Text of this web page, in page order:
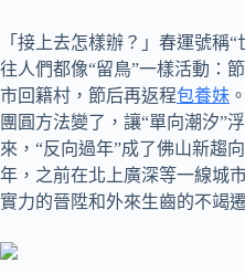
「接上去怎樣辦？」春運號稱
往人們都像“留鳥”一樣活動：
市回籍村，節后再返程包養妹
團圓方法變了，讓“單向潮汐”
來，“反向過年”成了佛山新趨
年，之前在北上廣深等一線城
實力的晉陞和外來生齒的不竭